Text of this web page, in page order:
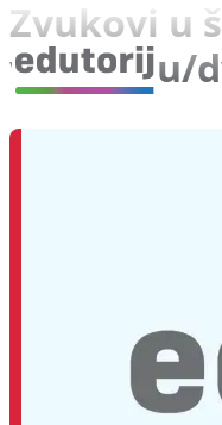
Zvukovi u
voćnjaku/